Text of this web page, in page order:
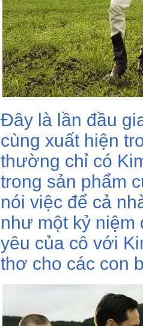
Đây là lần đầu
cùng xuất hiện
thường chỉ có
trong sản phẩm
nói việc để cả
như một kỷ niệm
yêu của cô với
thơ cho các con